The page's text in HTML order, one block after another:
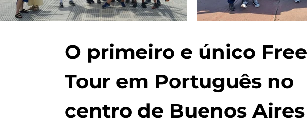
O primeiro e único Free
Tour em Português no
centro de Buenos Aires